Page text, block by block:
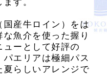
す。
国産牛ロイン）をは
魚介を使った握り
ーとして好評の
エリアは極細パス
夏らしいアレンジで